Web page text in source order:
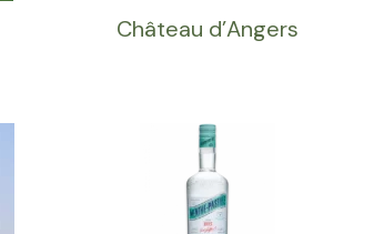
Château d’Angers